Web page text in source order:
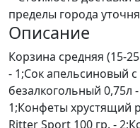
пределы города
Описание
Корзина средняя (15-
- 1;Сок апельсиновый
безалкогольный 0,75л
1;Конфеты хрустящий
Ritter Sport 100 гр. -